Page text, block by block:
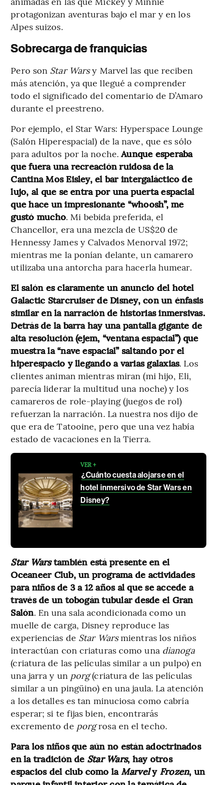
protagonizan aventuras bajo el mar y en los
Alpes suizos.
Sobrecarga de franquicias
Pero son Star Warsy Marvel las que reciben
más atención, ya que llegué a comprender
todo el significado del comentario de D’Amaro
durante el preestreno.
Por ejemplo, el Star Wars: Hyperspace Lounge
(Salón Hiperespacial) de la nave, que es sólo
para adultos por la noche.Aunque esperaba
que fuera una recreación ruidosa de la
Cantina Mos Eisley, el bar intergaláctico de
lujo, al que se entra por una puerta espacial
que hace un impresionante “whoosh”, me
gustó mucho. Mi bebida preferida, el
Chancellor, era una mezcla de US$20 de
Hennessy James y Calvados Menorval 1972;
mientras me la ponían delante, un camarero
utilizaba una antorcha para hacerla humear.
El salón es claramente un anuncio del hotel
Galactic Starcruiser de Disney, con un énfasis
similar en la narración de historias inmersivas.
Detrás de la barra hay una pantalla gigante de
alta resolución (ejem, “ventana espacial”) que
muestra la “nave espacial” saltando por el
hiperespacio y llegando a varias galaxias. Los
clientes animan mientras miran (mi hijo, Eli,
parecía liderar la multitud una noche) y los
camareros de role-playing (juegos de rol)
refuerzan la narración. La nuestra nos dijo de
que era de Tatooine, pero que una vez había
estado de vacaciones en la Tierra.
VER +
¿Cuánto cuesta alojarse en el
hotel inmersivo de Star Wars en
Disney?
Star Warstambién está presente en el
Oceaneer Club, un programa de actividades
para niños de 3 a 12 años al que se accede a
través de un tobogán tubular desde el Gran
Salón. En una sala acondicionada como un
muelle de carga, Disney reproduce las
experiencias de Star Warsmientras los niños
interactúan con criaturas como una dianoga
(criatura de las películas similar a un pulpo) en
una jarra y un porg(criatura de las películas
similar a un pingüino) en una jaula. La atención
a los detalles es tan minuciosa como cabría
esperar; si te fijas bien, encontrarás
excremento de porgrosa en el techo.
Para los niños que aún no están adoctrinados
en la tradición de Star Wars, hay otros
espacios del club como la Marvely Frozen, un